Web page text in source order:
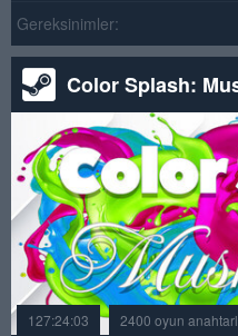
Gereksinimler:
Color Splash:
127:24:03 2400 oyun